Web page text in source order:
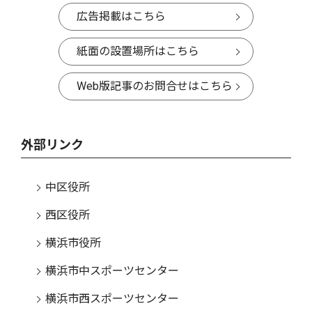
広告掲載はこちら
紙面の設置場所はこちら
Web版記事のお問合せはこちら
外部リンク
中区役所
西区役所
横浜市役所
横浜市中スポーツセンター
横浜市西スポーツセンター